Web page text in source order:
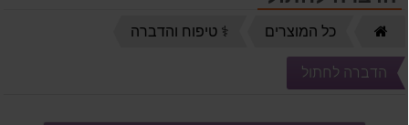
כל המוצרים ⚕️ טיפוח והדברה
הדברה לחתול